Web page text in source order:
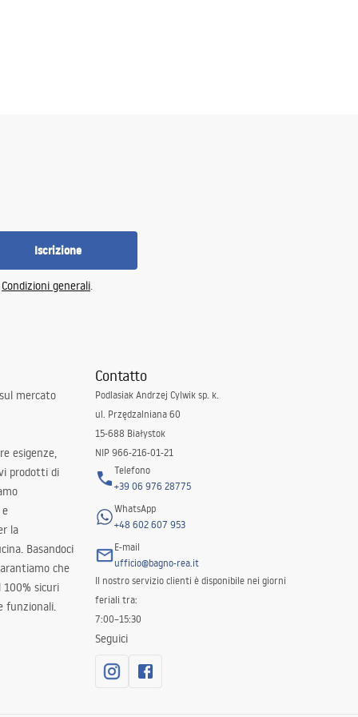
Iscrizione
Condizioni generali.
mercato
esigenze,
prodotti di
la
Basandoci
che
sicuri
funzionali.
Contatto
Podlasiak Andrzej Cylwik sp. k.
ul. Przędzalniana 60
15-688 Białystok
NIP 966-216-01-21
Telefono
+39 06 976 28775
WhatsApp
+48 602 607 953
E-mail
ufficio@bagno-rea.it
Il nostro servizio clienti è disponibile nei giorni
feriali tra:
7:00–15:30
Seguici